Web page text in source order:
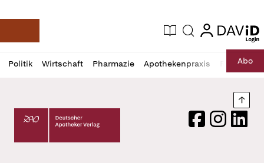
Deutsche Apotheker Zeitung
Aktuelle Ausgabe
Suche login
login
Politik Wirtschaft Pharmazie Apothekenpraxis RechtAbo
Profil
öffnen
Daz
Pur
Deutscher Apotheker Verlag Logo
FacebookInstagram